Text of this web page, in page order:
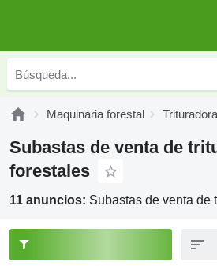
Maquinaria forestal
Subastas de venta de
forestales
11 anuncios: Subastas de venta de